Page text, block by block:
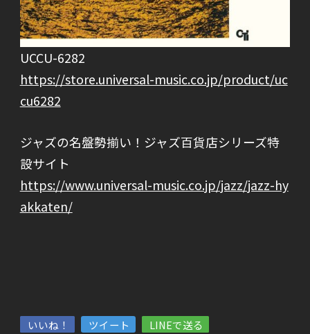
UCCU-6282
https://store.universal-music.co.jp/product/uc
cu6282
ジャズの名盤勢揃い！ジャズ百貨店シリーズ特
設サイト
https://www.universal-music.co.jp/jazz/jazz-hy
akkaten/
いいね！ ツイート LINEで送る